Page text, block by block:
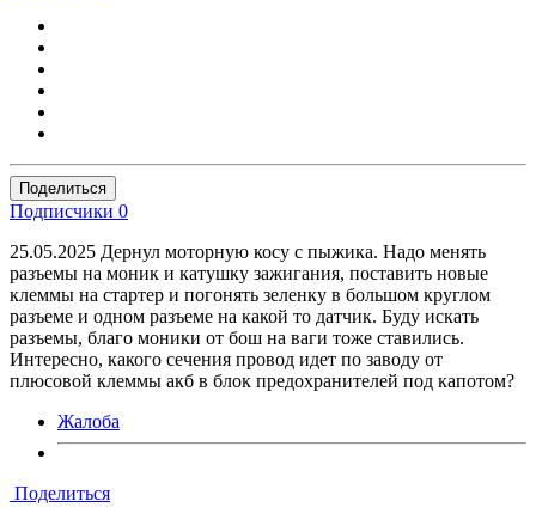
Поделиться
Подписчики 0
25.05.2025 Дернул моторную косу с пыжика. Надо менять
разъемы на моник и катушку зажигания, поставить новые
клеммы на стартер и погонять зеленку в большом круглом
разъеме и одном разъеме на какой то датчик. Буду искать
разъемы, благо моники от бош на ваги тоже ставились.
Интересно, какого сечения провод идет по заводу от
плюсовой клеммы акб в блок предохранителей под капотом?
Жалоба
Поделиться